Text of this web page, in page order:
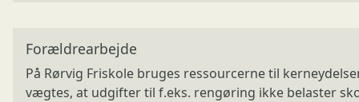
Forældrearbejde
På Rørvig Friskole bruges ressourcerne til
vægtes, at udgifter til f.eks. rengøring ikke belaster